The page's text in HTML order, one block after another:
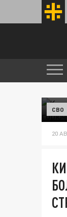
СВО
20